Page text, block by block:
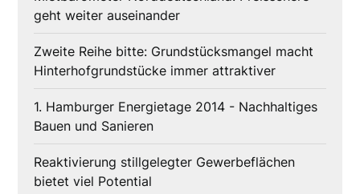
geht weiter auseinander
Zweite Reihe bitte: Grundstücksmangel macht
Hinterhofgrundstücke immer attraktiver
1. Hamburger Energietage 2014 - Nachhaltiges
Bauen und Sanieren
Reaktivierung stillgelegter Gewerbeflächen
bietet viel Potential